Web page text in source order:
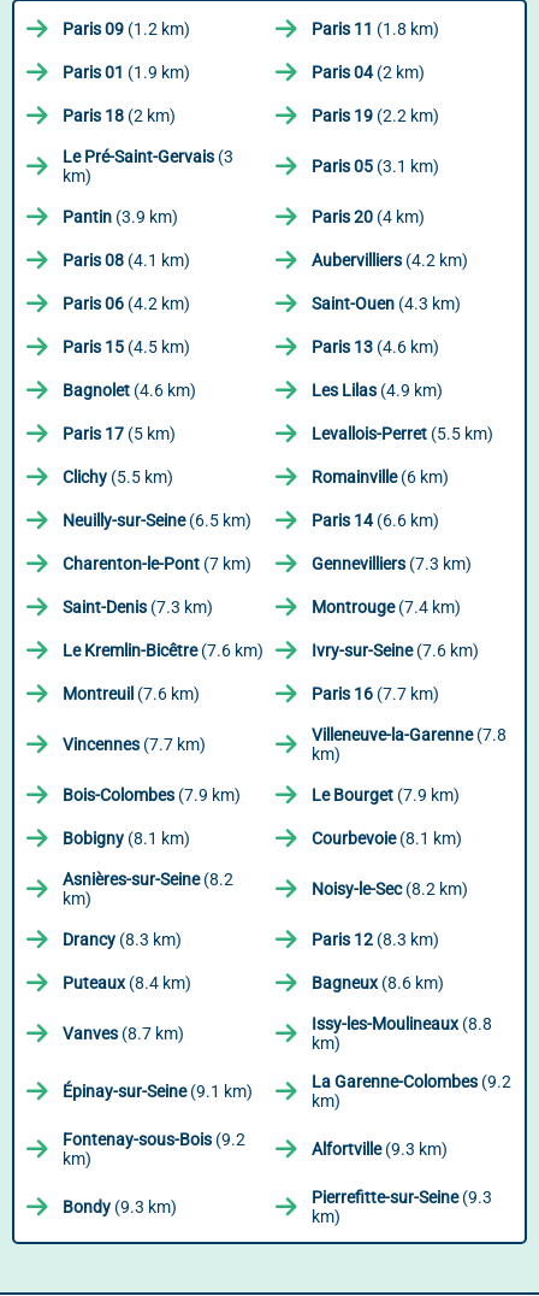
Paris 09 (1.2 km) Paris 11 (1.8 km)
Paris 01 (1.9 km) Paris 04(2 km)
Paris 18 (2 km) Paris 19 (2.2 km)
Le Pré-Saint-Gervais (3
km)
Paris 05 (3.1 km)
Pantin (3.9 km) Paris 20 (4 km)
Paris 08 (4.1 km) Aubervilliers (4.2 km)
Paris 06 (4.2 km) Saint-Ouen (4.3 km)
Paris 15 (4.5 km) Paris 13 (4.6 km)
Bagnolet (4.6 km) Les Lilas (4.9 km)
Paris 17 (5 km) Levallois-Perret (5.5 km)
Clichy (5.5 km) Romainville(6 km)
Neuilly-sur-Seine(6.5 km) Paris 14(6.6 km)
Charenton-le-Pont (7 km) Gennevilliers (7.3 km)
Saint-Denis (7.3 km) Montrouge(7.4 km)
Le Kremlin-Bicêtre(7.6 km) Ivry-sur-Seine(7.6 km)
Montreuil (7.6 km) Paris 16 (7.7 km)
Vincennes (7.7 km) Villeneuve-la-Garenne(7.8
km)
Bois-Colombes (7.9 km) Le Bourget (7.9 km)
Bobigny (8.1 km) Courbevoie(8.1 km)
Asnières-sur-Seine(8.2
km)
Noisy-le-Sec(8.2 km)
Drancy (8.3 km) Paris 12 (8.3 km)
Puteaux(8.4 km) Bagneux(8.6 km)
Vanves (8.7 km) Issy-les-Moulineaux(8.8
km)
Épinay-sur-Seine(9.1 km) La Garenne-Colombes (9.2
km)
Fontenay-sous-Bois (9.2
km)
Alfortville(9.3 km)
Bondy (9.3 km) Pierrefitte-sur-Seine(9.3
km)